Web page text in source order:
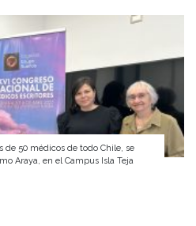
de 50 médicos de todo Chile, se
Araya, en el Campus Isla Teja